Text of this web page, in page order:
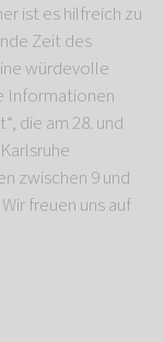
ist es hilfreich zu
Zeit des
würdevolle
Informationen
die am 28. und
zwischen 9 und
freuen uns auf